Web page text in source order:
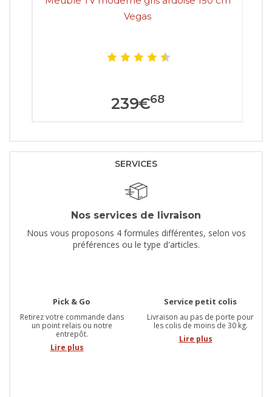
Vegas
239€68
SERVICES
Nos services de livraison
Nous vous proposons 4 formules différentes, selon vos
préférences ou le type d'articles.
Pick & Go
Retirez votre commande dans
un point relais ou notre
entrepôt.
Lire plus
Service petit colis
Livraison au pas de porte pour
les colis de moins de 30 kg.
Lire plus